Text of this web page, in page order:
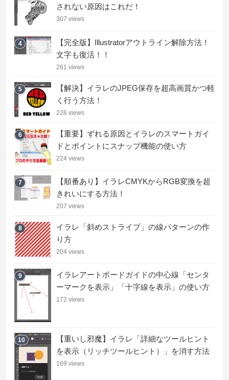
されない原因はこれだ！
307 views
4
【完全版】Illustratorアウトライン解除方法！
文字も復活！！
261 views
5
【解決】イラレのJPEG保存を超高画質かつ軽
く行う方法！
226 views
6
【重要】ずれる原因とイラレのスマートガイ
ドとポイントにスナップ機能の使い方
224 views
7
【順番あり】イラレCMYKからRGB変換を超
きれいにする方法！
207 views
8
イラレ「斜めストライプ」の線パターンの作
り方
204 views
9
イラレアートボードガイドの中心線「センタ
ーマークを表示」「十字線を表示」の使い方
172 views
10
【重いし邪魔】イラレ「詳細なツールヒント
を表示（リッチツールヒント）」を消す方法
169 views